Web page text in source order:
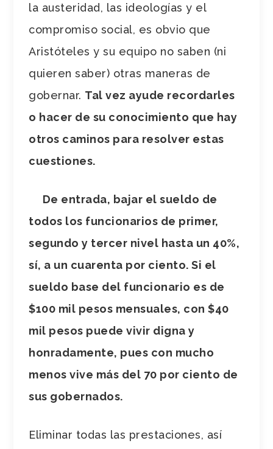
la austeridad, las ideologías y el
compromiso social, es obvio que
Aristóteles y su equipo no saben (ni
quieren saber) otras maneras de
gobernar. Tal vez ayude recordarles
o hacer de su conocimiento que hay
otros caminos para resolver estas
cuestiones.
De entrada, bajar el sueldo de
todos los funcionarios de primer,
segundo y tercer nivel hasta un 40%,
sí, a un cuarenta por ciento. Si el
sueldo base del funcionario es de
$100 mil pesos mensuales, con $40
mil pesos puede vivir digna y
honradamente, pues con mucho
menos vive más del 70 por ciento de
sus gobernados.
Eliminar todas las prestaciones, así